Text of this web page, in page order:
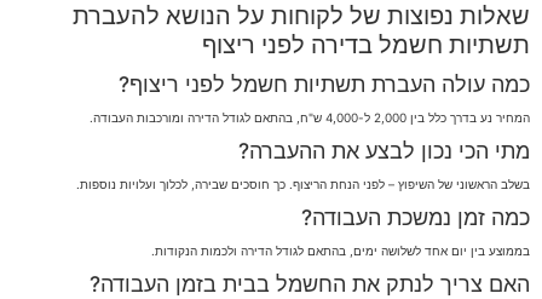
שאלות נפוצות של לקוחות על הנושא להעברת
תשתיות חשמל בדירה לפני ריצוף
כמה עולה העברת תשתיות חשמל לפני ריצוף?
המחיר נע בדרך כלל בין 2,000 ל-4,000 ש"ח, בהתאם לגודל הדירה ומורכבות העבודה.
מתי הכי נכון לבצע את ההעברה?
בשלב הראשוני של השיפוץ – לפני הנחת הריצוף. כך חוסכים שבירה, לכלוך ועלויות נוספות.
כמה זמן נמשכת העבודה?
בממוצע בין יום אחד לשלושה ימים, בהתאם לגודל הדירה ולכמות הנקודות.
האם צריך לנתק את החשמל בבית בזמן העבודה?